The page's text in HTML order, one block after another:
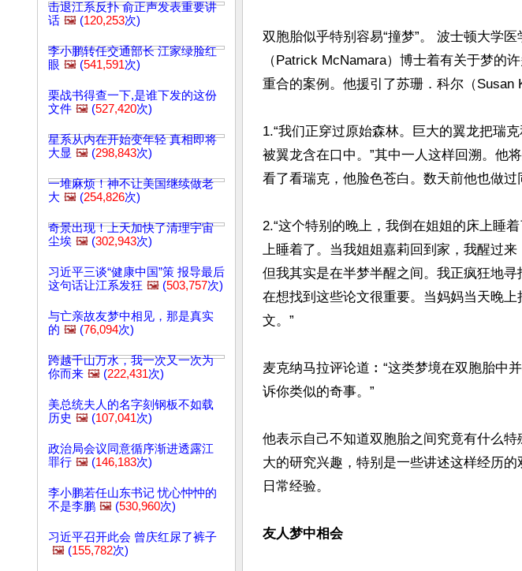
击退江系反扑 俞正声发表重要讲
话 🖼️ (120,253次)
李小鹏转任交通部长 江家绿脸红
眼 🖼️ (541,591次)
栗战书得查一下,是谁下发的这份
文件 🖼️ (527,420次)
星系从内在开始变年轻 真相即将
大显 🖼️ (298,843次)
一堆麻烦！神不让美国继续做老
大 🖼️ (254,826次)
奇景出现！上天加快了清理宇宙
尘埃 🖼️ (302,943次)
习近平三谈“健康中国”策 报导最后
这句话让江系发狂 🖼️ (503,757次)
与亡亲故友梦中相见，那是真实
的 🖼️ (76,094次)
跨越千山万水，我一次又一次为
你而来 🖼️ (222,431次)
美总统夫人的名字刻钢板不如载
历史 🖼️ (107,041次)
政治局会议同意循序渐进透露江
罪行 🖼️ (146,183次)
李小鹏若任山东书记 忧心忡忡的
不是李鹏 🖼️ (530,960次)
习近平召开此会 曾庆红尿了裤子
🖼️ (155,782次)
双胞胎似乎特别容易“撞梦”。 波士顿大学
（Patrick McNamara）博士着有关于梦的
重合的案例。他援引了苏珊．科尔（Susan
1.“我们正穿过原始森林。巨大的翼龙把瑞
被翼龙含在口中。”其中一人这样回溯。他
看了看瑞克，他脸色苍白。数天前他也做过
2.“这个特别的晚上，我倒在姐姐的床上睡
上睡着了。当我姐姐嘉莉回到家，我醒过
但我其实是在半梦半醒之间。我正疯狂地寻
在想找到这些论文很重要。当妈妈当天晚
文。”
麦克纳马拉评论道︰“这类梦境在双胞胎中
诉你类似的奇事。”
他表示自己不知道双胞胎之间究竟有什么
大的研究兴趣，特别是一些讲述这样经历
日常经验。
友人梦中相会